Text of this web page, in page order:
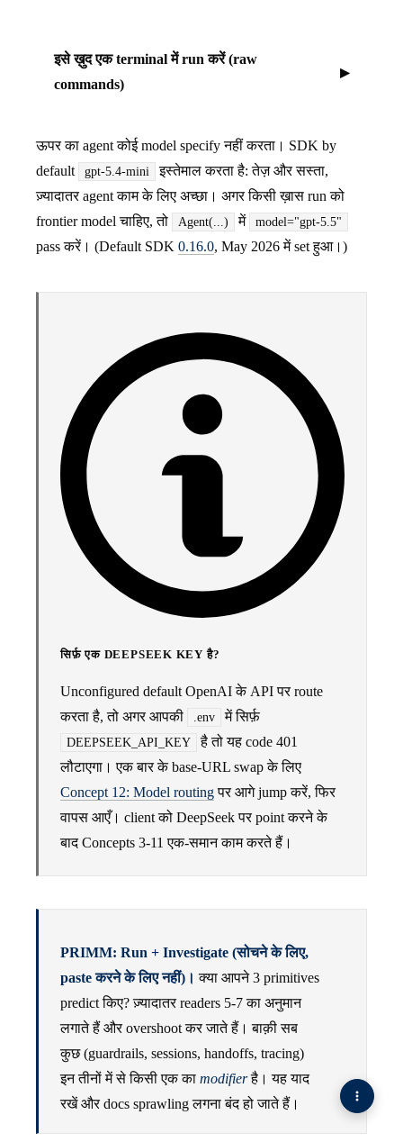
इसे ख़ुद एक terminal में run करें (raw
commands)
ऊपर का agent कोई model specify नहीं करता। SDK by
default
gpt-5.4-mini
इस्तेमाल करता है: तेज़ और सस्ता,
ज़्यादातर agent काम के लिए अच्छा। अगर किसी ख़ास run को
frontier model चाहिए, तो
Agent(...) में model="gpt-5.5"
pass करें। (Default SDK 0.16.0, May 2026 में set हुआ।)
सिर्फ़ एक DEEPSEEK KEY है?
Unconfigured default OpenAI के API पर route
करता है, तो अगर आपकी
.env में सिर्फ़
DEEPSEEK_API_KEY
है तो यह code 401
लौटाएगा। एक बार के base-URL swap के लिए
Concept 12: Model routingपर आगे jump करें, फिर
वापस आएँ। client को DeepSeek पर point करने के
बाद Concepts 3-11 एक-समान काम करते हैं।
PRIMM: Run + Investigate (सोचने के लिए,
paste करने के लिए नहीं)। क्या आपने 3 primitives
predict किए? ज़्यादातर readers 5-7 का अनुमान
लगाते हैं और overshoot कर जाते हैं। बाक़ी सब
कुछ (guardrails, sessions, handoffs, tracing)
इन तीनों में से किसी एक का modifierहै। यह याद
रखें और docs sprawling लगना बंद हो जाते हैं।